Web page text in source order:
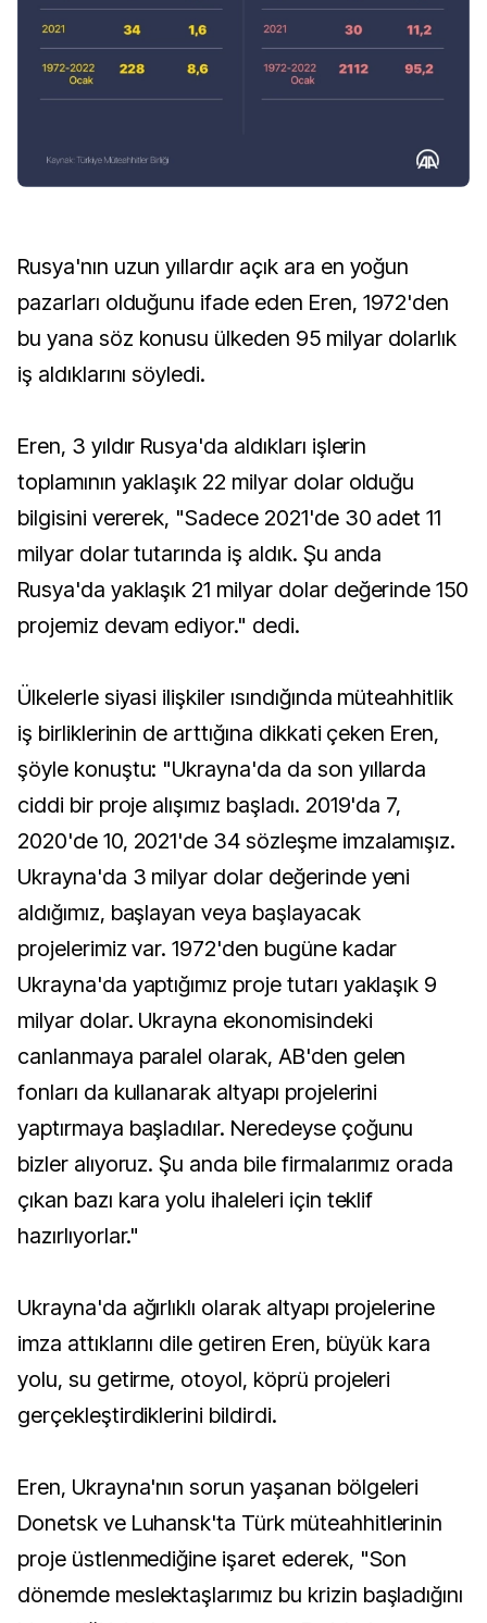
Rusya'nın uzun yıllardır açık ara en yoğun
pazarları olduğunu ifade eden Eren, 1972'den
bu yana söz konusu ülkeden 95 milyar dolarlık
iş aldıklarını söyledi.
Eren, 3 yıldır Rusya'da aldıkları işlerin
toplamının yaklaşık 22 milyar dolar olduğu
bilgisini vererek, "Sadece 2021'de 30 adet 11
milyar dolar tutarında iş aldık. Şu anda
Rusya'da yaklaşık 21 milyar dolar değerinde 150
projemiz devam ediyor." dedi.
Ülkelerle siyasi ilişkiler ısındığında müteahhitlik
iş birliklerinin de arttığına dikkati çeken Eren,
şöyle konuştu: "Ukrayna'da da son yıllarda
ciddi bir proje alışımız başladı. 2019'da 7,
2020'de 10, 2021'de 34 sözleşme imzalamışız.
Ukrayna'da 3 milyar dolar değerinde yeni
aldığımız, başlayan veya başlayacak
projelerimiz var. 1972'den bugüne kadar
Ukrayna'da yaptığımız proje tutarı yaklaşık 9
milyar dolar. Ukrayna ekonomisindeki
canlanmaya paralel olarak, AB'den gelen
fonları da kullanarak altyapı projelerini
yaptırmaya başladılar. Neredeyse çoğunu
bizler alıyoruz. Şu anda bile firmalarımız orada
çıkan bazı kara yolu ihaleleri için teklif
hazırlıyorlar."
Ukrayna'da ağırlıklı olarak altyapı projelerine
imza attıklarını dile getiren Eren, büyük kara
yolu, su getirme, otoyol, köprü projeleri
gerçekleştirdiklerini bildirdi.
Eren, Ukrayna'nın sorun yaşanan bölgeleri
Donetsk ve Luhansk'ta Türk müteahhitlerinin
proje üstlenmediğine işaret ederek, "Son
dönemde meslektaşlarımız bu krizin başladığını